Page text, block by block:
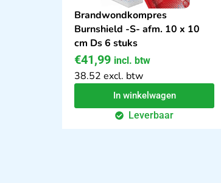
Brandwondkompres
Burnshield -S- afm. 10 x 10
cm Ds 6 stuks
€41,99 incl. btw
38.52 excl. btw
In winkelwagen
Leverbaar